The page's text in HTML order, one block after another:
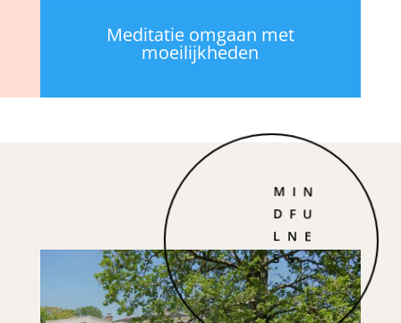
Meditatie omgaan met
moeilijkheden
MIN
DFU
LNE
SS